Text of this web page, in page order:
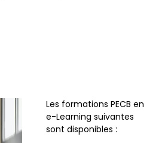
Les formations PECB en
e-Learning suivantes
sont disponibles :